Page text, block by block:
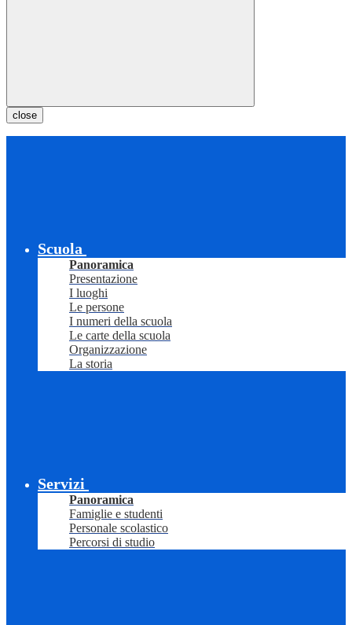
close
Scuola
Panoramica
Presentazione
I luoghi
Le persone
I numeri della scuola
Le carte della scuola
Organizzazione
La storia
Servizi
Panoramica
Famiglie e studenti
Personale scolastico
Percorsi di studio